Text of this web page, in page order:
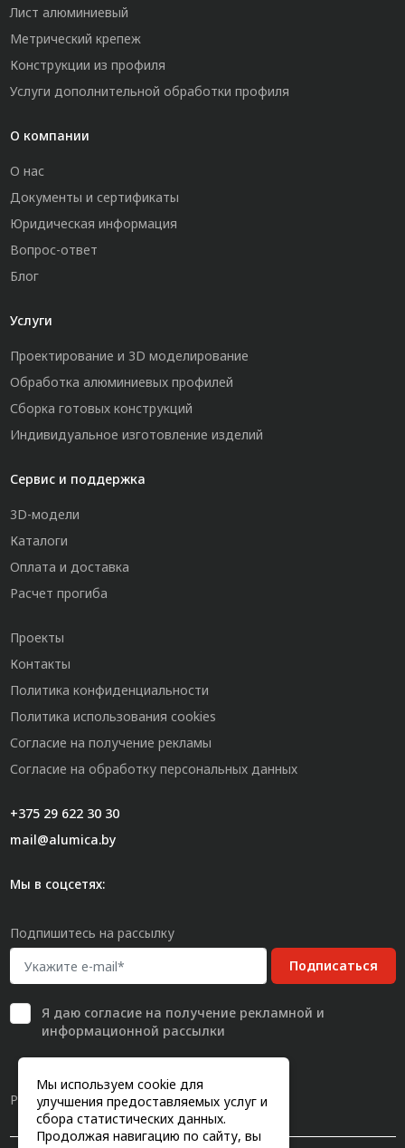
Мы используем cookie для
улучшения предоставляемых услуг и
сбора статистических данных.
Продолжая навигацию по сайту, вы
Лист алюминиевый
Метрический крепеж
Конструкции из профиля
Услуги дополнительной обработки профиля
О компании
О нас
Документы и сертификаты
Юридическая информация
Вопрос-ответ
Блог
Услуги
Проектирование и 3D моделирование
Обработка алюминиевых профилей
Сборка готовых конструкций
Индивидуальное изготовление изделий
Сервис и поддержка
3D-модели
Каталоги
Оплата и доставка
Расчет прогиба
Проекты
Контакты
Политика конфиденциальности
Политика использования cookies
Согласие на получение рекламы
Согласие на обработку персональных данных
+375 29 622 30 30
mail@alumica.by
Мы в соцсетях:
Подпишитесь на рассылку
Подписаться
Я даю согласиена получение рекламной и
информационной рассылки
Разработка сайта